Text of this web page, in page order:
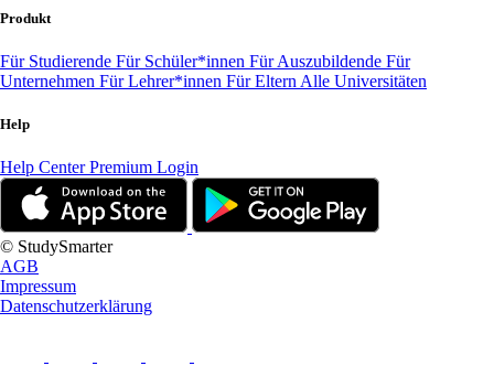
Produkt
Für Studierende Für Schüler*innen Für Auszubildende Für
Unternehmen Für Lehrer*innen Für Eltern Alle Universitäten
Help
Help CenterPremium Login
© StudySmarter
AGB
Impressum
Datenschutzerklärung